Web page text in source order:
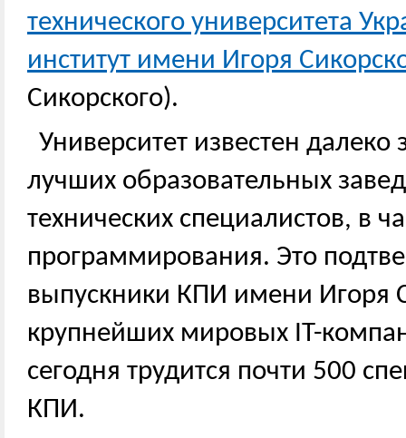
технического университета
институт имени Игоря
Сикорского).
Университет известен
лучших образовательных
технических специалистов, в
программирования. Это
выпускники КПИ имени Игоря
крупнейших мировых IT-
сегодня трудится почти 500
КПИ.